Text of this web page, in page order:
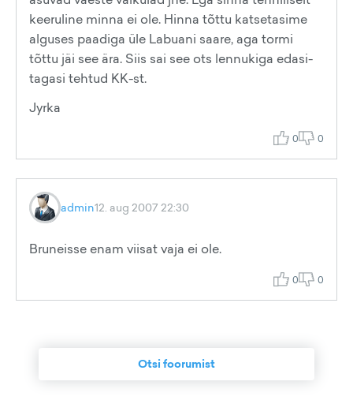
keeruline minna ei ole. Hinna tõttu katsetasime
alguses paadiga üle Labuani saare, aga tormi
tõttu jäi see ära. Siis sai see ots lennukiga edasi-
tagasi tehtud KK-st.
Jyrka
0 0
admin12. aug 2007 22:30
Bruneisse enam viisat vaja ei ole.
0 0
Otsi foorumist